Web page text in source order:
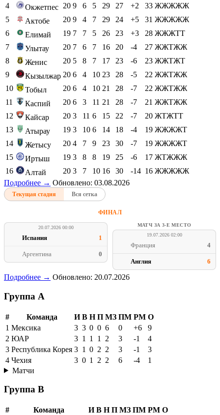
4
Окжетпес 20 9 6 5 29 27 +2 33 ЖЖЖЖЖ
5
Актобе 20 9 4 7 29 24 +5 31 ЖЖЖЖЖ
6
Елимай 19 7 7 5 26 23 +3 28 ЖЖЖТТ
7
Улытау 20 7 6 7 16 20 -4 27 ЖЖТЖЖ
8
Женис 20 5 8 7 17 23 -6 23 ЖЖТЖТ
9
Кызылжар 20 6 4 10 23 28 -5 22 ЖЖТЖЖ
10
Тобыл 20 6 4 10 21 28 -7 22 ЖЖТЖЖ
11
Каспий 20 6 3 11 21 28 -7 21 ЖЖТЖЖ
12
Кайсар 20 3 11 6 15 22 -7 20 ЖТЖТТ
13
Атырау 19 3 10 6 14 18 -4 19 ЖЖЖЖТ
14
Жетысу 20 4 7 9 23 30 -7 19 ЖЖЖЖТ
15
Иртыш 19 3 8 8 19 25 -6 17 ЖТЖЖЖ
16
Алтай 20 3 7 10 16 30 -14 16 ЖЖЖЖЖ
Подробнее → Обновлено: 03.08.2026
Текущая стадия Вся сетка
ФИНАЛ
20.07.2026 00:00
Испания 1
Аргентина 0
МАТЧ ЗА 3-Е МЕСТО
19.07.2026 02:00
Франция 4
Англия 6
Подробнее → Обновлено: 20.07.2026
Группа A
# Команда И В Н П МЗ ПМ РМ О
1 Мексика 3 3 0 0 6 0 +6
9
2 ЮАР 3 1 1 1 2 3 -1
4
3 Республика Корея 3 1 0 2 2 3 -1
3
4 Чехия 3 0 1 2 2 6 -4
1
Матчи
Группа B
# Команда И В Н П МЗ ПМ РМ О